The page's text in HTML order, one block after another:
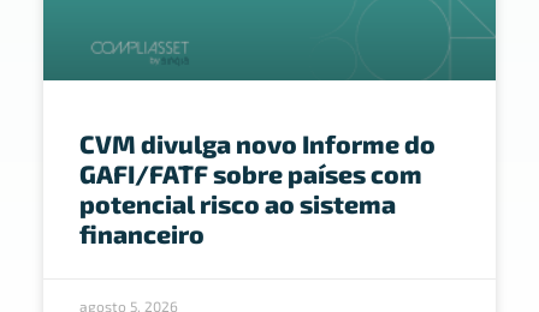
CVM divulga novo Informe do
GAFI/FATF sobre países com
potencial risco ao sistema
financeiro
agosto 5, 2026